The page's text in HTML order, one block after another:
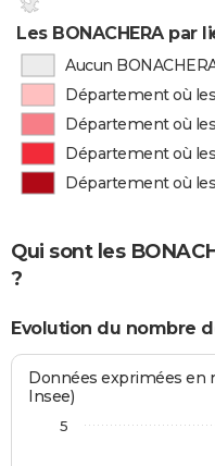
Les BONACHERA par
Aucun
Département où
Département où
Département où
Département où
Qui sont les
?
Evolution du nombre
Données exprimées en
Insee)
5